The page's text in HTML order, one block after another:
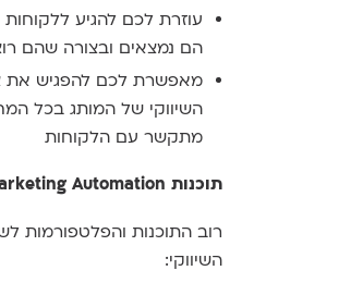
עוזרת לכם להגיע
הם נמצאים ובצורה שהם
מאפשרת לכם להפגיש את
השיווקי של המותג בכל
מתקשר עם הלקוחות
תוכנות Marketing Automation
רוב התוכנות והפלטפורמות
השיווקי: